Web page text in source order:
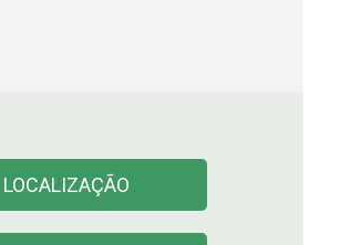
LOCALIZAÇÃO